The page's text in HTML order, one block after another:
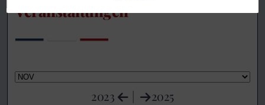
Veranstaltungen
2023 | 2025